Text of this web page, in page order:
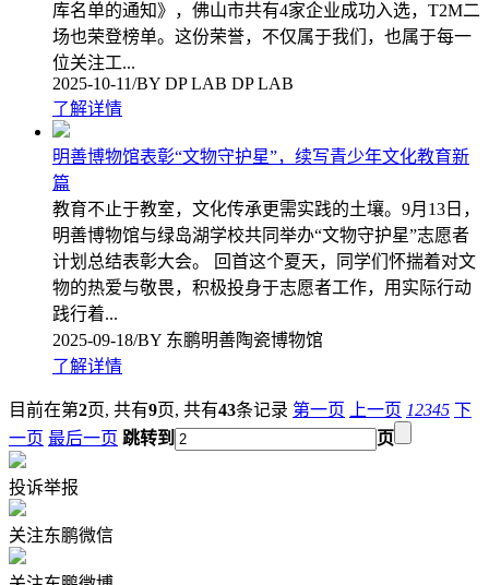
库名单的通知》，佛山市共有4家企业成功入选，T2M二
场也荣登榜单。这份荣誉，不仅属于我们，也属于每一
位关注工...
2025-10-11/BY DP LAB DP LAB
了解详情
明善博物馆表彰“文物守护星”，续写青少年文化教育新
篇
教育不止于教室，文化传承更需实践的土壤。9月13日，
明善博物馆与绿岛湖学校共同举办“文物守护星”志愿者
计划总结表彰大会。 回首这个夏天，同学们怀揣着对文
物的热爱与敬畏，积极投身于志愿者工作，用实际行动
践行着...
2025-09-18/BY 东鹏明善陶瓷博物馆
了解详情
目前在第2页, 共有9页, 共有43条记录 第一页 上一页 12345 下
一页 最后一页 跳转到 页
投诉举报
关注东鹏微信